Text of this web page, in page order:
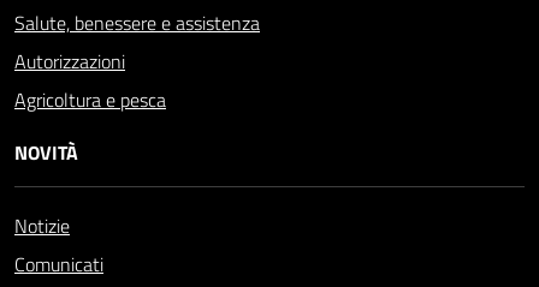
Salute, benessere e assistenza
Autorizzazioni
Agricoltura e pesca
NOVITÀ
Notizie
Comunicati